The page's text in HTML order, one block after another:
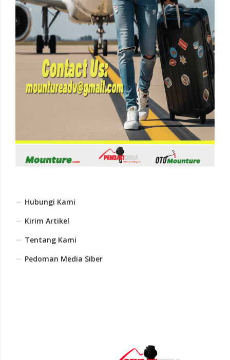
Hubungi Kami
Kirim Artikel
Tentang Kami
Pedoman Media Siber